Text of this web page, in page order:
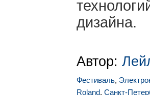
дизайна.
Автор:
Фестиваль,
Roland, Санкт-